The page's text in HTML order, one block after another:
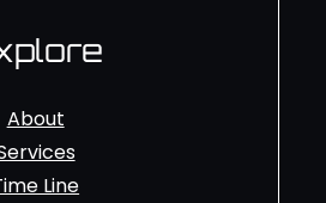
About
Line